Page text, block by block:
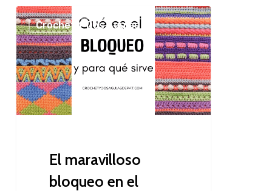
El
maravilloso
bloqueo
en
el
tejido
Crochet Y Dos Agujas
El maravilloso
bloqueo en el